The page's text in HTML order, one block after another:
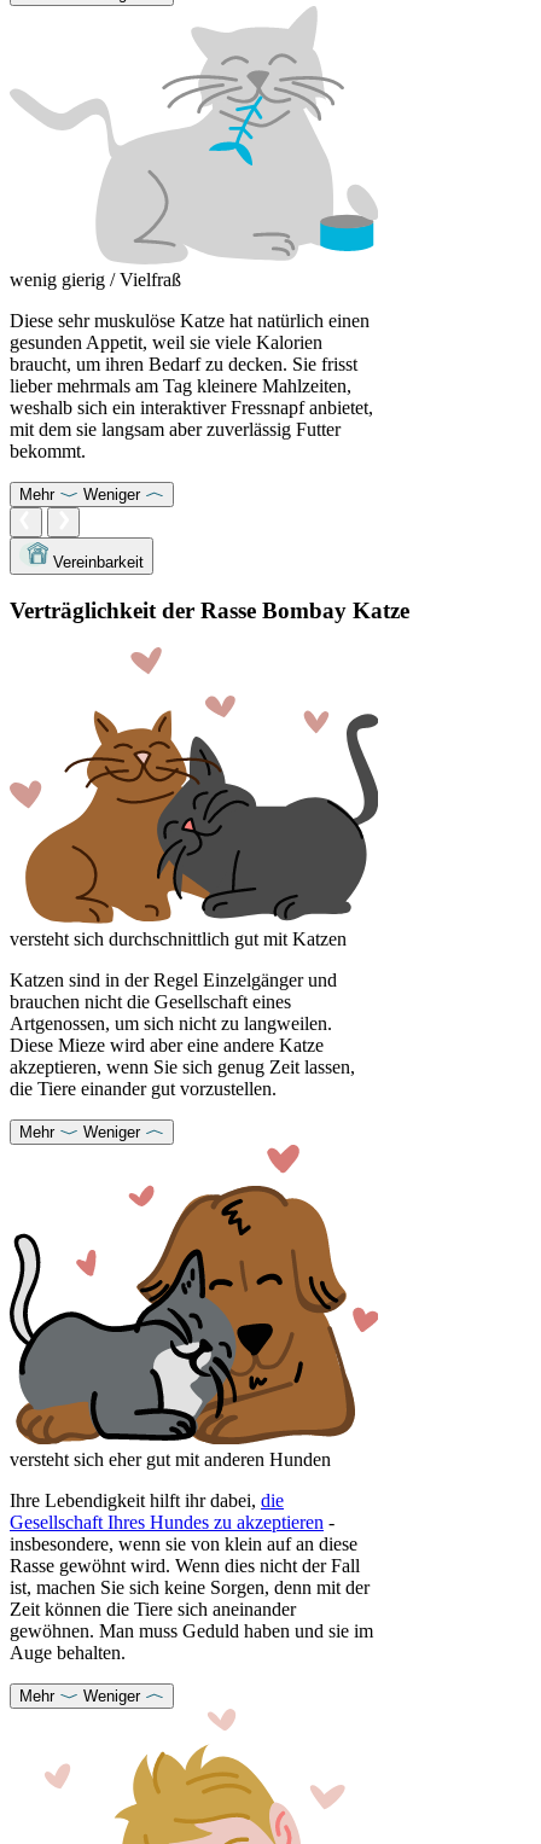
wenig gierig / Vielfraß
Diese sehr muskulöse Katze hat natürlich einen
gesunden Appetit, weil sie viele Kalorien
braucht, um ihren Bedarf zu decken. Sie frisst
lieber mehrmals am Tag kleinere Mahlzeiten,
weshalb sich ein interaktiver Fressnapf anbietet,
mit dem sie langsam aber zuverlässig Futter
bekommt.
Mehr Weniger
Vereinbarkeit
Verträglichkeit der Rasse Bombay Katze
versteht sich durchschnittlich gut mit Katzen
Katzen sind in der Regel Einzelgänger und
brauchen nicht die Gesellschaft eines
Artgenossen, um sich nicht zu langweilen.
Diese Mieze wird aber eine andere Katze
akzeptieren, wenn Sie sich genug Zeit lassen,
die Tiere einander gut vorzustellen.
Mehr Weniger
versteht sich eher gut mit anderen Hunden
Ihre Lebendigkeit hilft ihr dabei, die
Gesellschaft Ihres Hundes zu akzeptieren -
insbesondere, wenn sie von klein auf an diese
Rasse gewöhnt wird. Wenn dies nicht der Fall
ist, machen Sie sich keine Sorgen, denn mit der
Zeit können die Tiere sich aneinander
gewöhnen. Man muss Geduld haben und sie im
Auge behalten.
Mehr Weniger